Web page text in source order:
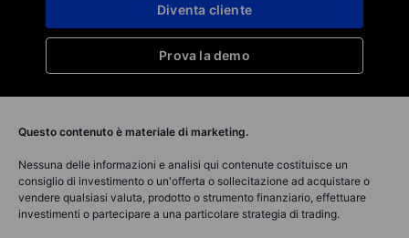
Prova la demo
Diventa cliente
Questo contenuto è materiale di marketing.
Nessuna delle informazioni e analisi qui contenute costituisce un
consiglio di investimento o un'offerta o sollecitazione ad acquistare o
vendere qualsiasi valuta, prodotto o strumento finanziario, effettuare
investimenti o partecipare a una particolare strategia di trading.